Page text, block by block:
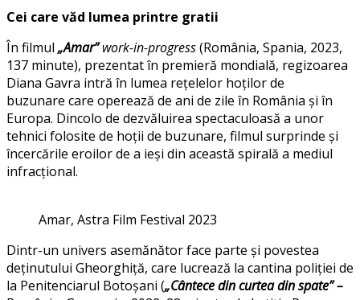
Cei care văd lumea printre gratii
În filmul „Amar” work-in-progress(România, Spania, 2023,
137 minute), prezentat în premieră mondială, regizoarea
Diana Gavra intră în lumea rețelelor hoților de
buzunare care operează de ani de zile în România și în
Europa. Dincolo de dezvăluirea spectaculoasă a unor
tehnici folosite de hoții de buzunare, filmul surprinde și
încercările eroilor de a ieși din această spirală a mediul
infracțional.
Amar, Astra Film Festival 2023
Dintr-un univers asemănător face parte și povestea
deținutului Gheorghiță, care lucrează la cantina poliției de
la Penitenciarul Botoșani („Cântece din curtea din spate” –